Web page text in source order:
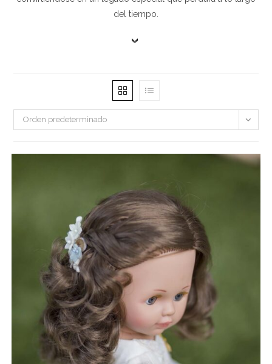
del tiempo.
Orden predeterminado